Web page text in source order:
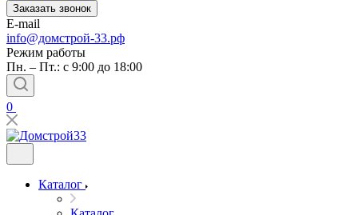
Заказать звонок
E-mail
info@домстрой-33.рф
Режим работы
Пн. – Пт.: с 9:00 до 18:00
0
Каталог